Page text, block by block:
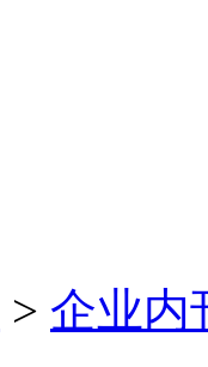
> 企业内